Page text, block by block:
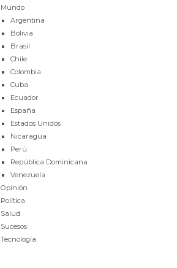
Mundo
Argentina
Bolivia
Brasil
Chile
Colombia
Cuba
Ecuador
España
Estados Unidos
Nicaragua
Perú
República Dominicana
Venezuela
Opinión
Política
Salud
Sucesos
Tecnología